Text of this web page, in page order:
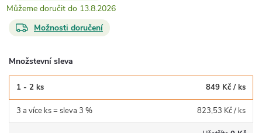
13.8.2026
Možnosti doručení
Množstevní sleva
1 - 2 ks 849 Kč / ks
3 a více ks = sleva 3 % 823,53 Kč/ ks